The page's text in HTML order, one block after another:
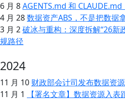
6 月 8AGENTS.md 和
4 月 28数据资产ABS，不是把数据
3 月 2破冰与重构：深度拆解“26新
规路径
2024
11 月 10 财政部会计司发布数据资
11 月 1
【署名文章】数据资源入表